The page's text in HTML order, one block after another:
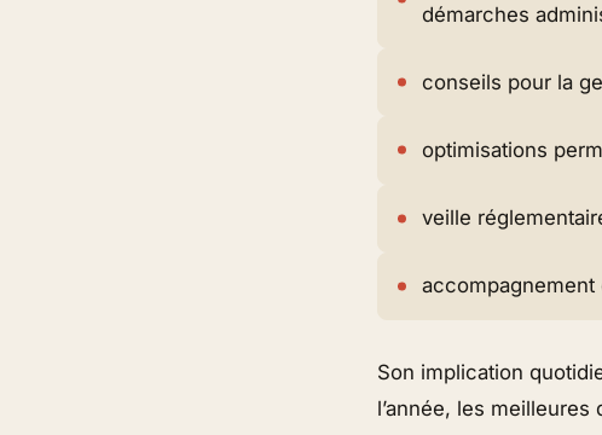
démarches
conseils pour la
optimisations
veille
Son implication
l’année, les